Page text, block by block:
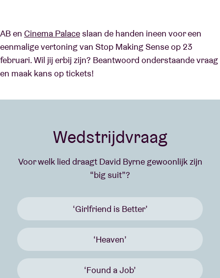
AB en Cinema Palace slaan de handen ineen voor een
eenmalige vertoning van Stop Making Sense op 23
februari. Wil jij erbij zijn? Beantwoord onderstaande vraag
en maak kans op tickets!
Wedstrijdvraag
Voor welk lied draagt David Byrne gewoonlijk zijn
“big suit”?
‘Girlfriend is Better’
‘Heaven’
‘Found a Job’